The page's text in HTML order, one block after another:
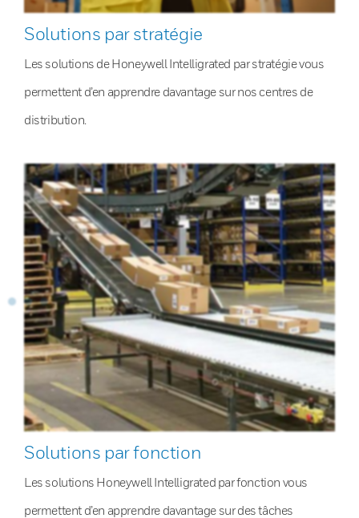
Solutions par stratégie
Les solutions de Honeywell Intelligrated par stratégie vous
permettent d’en apprendre davantage sur nos centres de
distribution.
Solutions par fonction
Les solutions Honeywell Intelligrated par fonction vous
permettent d’en apprendre davantage sur des tâches